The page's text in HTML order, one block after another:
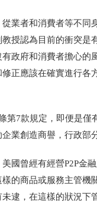
業者和消費者等不同
授認為目前的衝突是
政府和消費者擔心的
正應該在確實進行各
第7款規定，即便是
業創造商譽，行政部
國曾經有經營P2P金
的商品或服務主管機
逮，在這樣的狀況下